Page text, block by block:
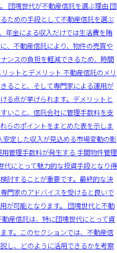
団塊世代が不動産信託を選ぶ理由 団
ための手段として不動産信託を選ぶ
年金による収入だけでは生活費を賄
、不動産信託により、物件の売買や
ンスの負担を軽減できるため、時間
ットとデメリット 不動産信託のメリ
ること、そして専門家による運用が
る点が挙げられます。デメリットと
いこと、信託会社に管理手数料を支
らのポイントをまとめた表を示しま
定した収入が見込める市場変動の影
管理手数料が発生する 手間物件管理
にとって魅力的な投資手段となり得
討することが重要です。最終的な決
門家のアドバイスを受けると良いで
が可能となります。 団塊世代と不動
産信託は、特に団塊世代にとって資
す。このセクションでは、不動産信
し、どのように活用できるかを考察